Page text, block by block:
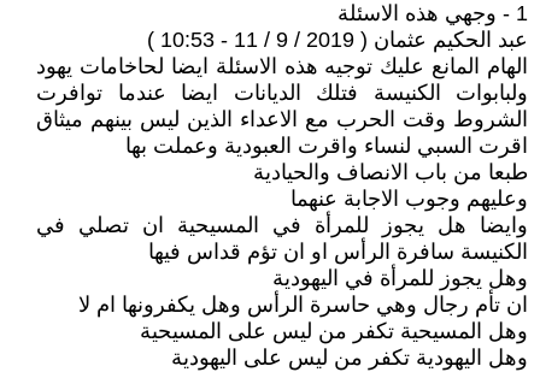
1 - وجهي هذه الاسئلة
عبد الحكيم عثمان ( 2019 / 9 / 11 - 10:53 )
الهام المانع عليك توجيه هذه الاسئلة ايضا لحاخامات يهود
ولبابوات الكنيسة فتلك الديانات ايضا عندما توافرت
الشروط وقت الحرب مع الاعداء الذين ليس بينهم ميثاق
اقرت السبي لنساء واقرت العبودية وعملت بها
طبعا من باب الانصاف والحيادية
وعليهم وجوب الاجابة عنهما
وايضا هل يجوز للمرأة في المسيحية ان تصلي في
الكنيسة سافرة الرأس او ان تؤم قداس فيها
وهل يجوز للمرأة في اليهودية
ان تأم رجال وهي حاسرة الرأس وهل يكفرونها ام لا
وهل المسيحية تكفر من ليس على المسيحية
وهل اليهودية تكفر من ليس على اليهودية